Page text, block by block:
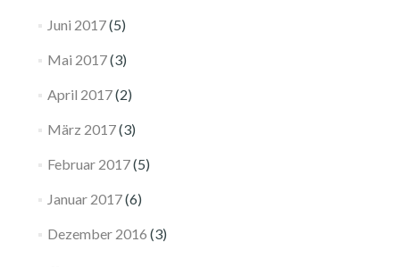
Juni 2017(5)
Mai 2017(3)
April 2017(2)
März 2017(3)
Februar 2017(5)
Januar 2017(6)
Dezember 2016 (3)